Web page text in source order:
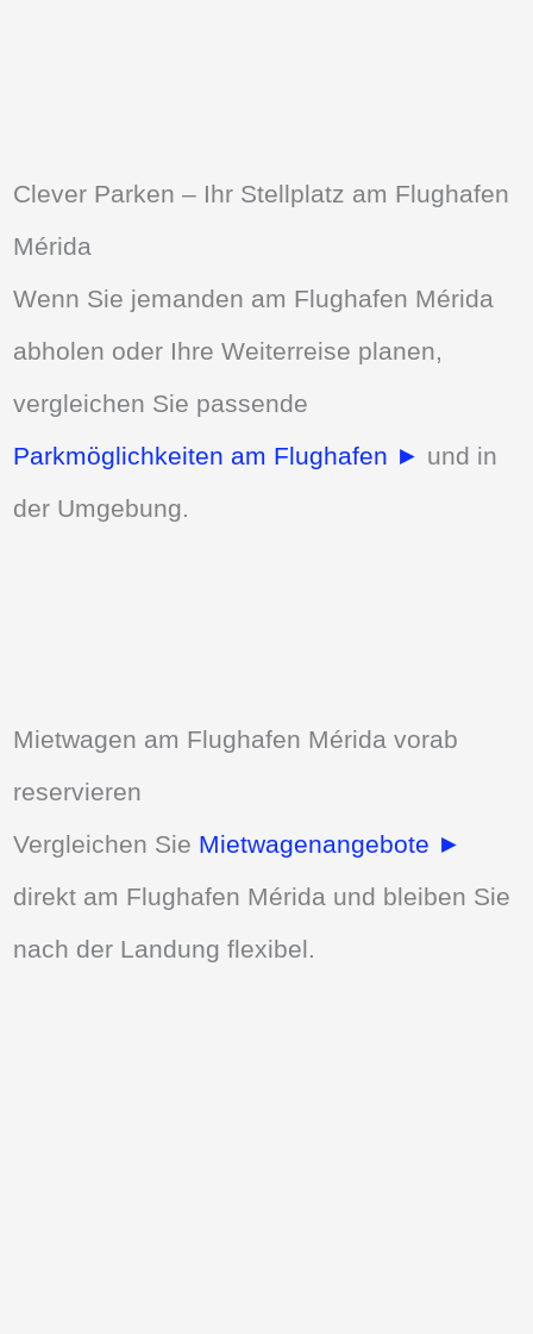
Clever Parken – Ihr Stellplatz am Flughafen
Mérida
Wenn Sie jemanden am Flughafen Mérida
abholen oder Ihre Weiterreise planen,
vergleichen Sie passende
Parkmöglichkeiten am Flughafen ► und in
der Umgebung.
Mietwagen am Flughafen Mérida vorab
reservieren
Vergleichen Sie Mietwagenangebote ►
direkt am Flughafen Mérida und bleiben Sie
nach der Landung flexibel.